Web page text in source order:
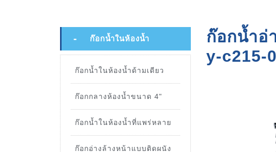
ก๊อกน้ำในห้องน้ำ
ก๊อกน้ำในห้องน้ำด้ามเดียว
ก๊อกกลางห้องน้ำขนาด 4"
ก๊อกน้ำในห้องน้ำที่แพร่หลาย
ก๊อกอ่างล้างหน้าแบบติดผนัง
ก๊อกน้ำอ่
y-c215-